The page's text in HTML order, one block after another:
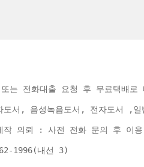
는 전화대출 요청 후 무료택배
도서, 음성녹음도서, 전자도서 ,
작 의뢰 : 사전 전화 문의 후 이
1996(내선 3)